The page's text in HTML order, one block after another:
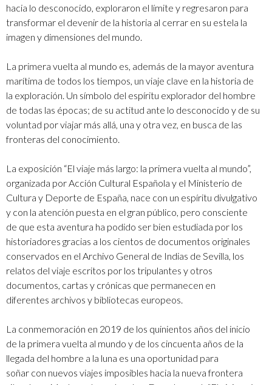
hacia lo desconocido, exploraron el límite y regresaron para
transformar el devenir de la historia al cerrar en su estela la
imagen y dimensiones del mundo.
La primera vuelta al mundo es, además de la mayor aventura
marítima de todos los tiempos, un viaje clave en la historia de
la exploración. Un símbolo del espíritu explorador del hombre
de todas las épocas; de su actitud ante lo desconocido y de su
voluntad por viajar más allá, una y otra vez, en busca de las
fronteras del conocimiento.
La exposición “El viaje más largo: la primera vuelta al mundo”,
organizada por Acción Cultural Española y el Ministerio de
Cultura y Deporte de España, nace con un espíritu divulgativo
y con la atención puesta en el gran público, pero consciente
de que esta aventura ha podido ser bien estudiada por los
historiadores gracias a los cientos de documentos originales
conservados en el Archivo General de Indias de Sevilla, los
relatos del viaje escritos por los tripulantes y otros
documentos, cartas y crónicas que permanecen en
diferentes archivos y bibliotecas europeos.
La conmemoración en 2019 de los quinientos años del inicio
de la primera vuelta al mundo y de los cincuenta años de la
llegada del hombre a la luna es una oportunidad para
soñar con nuevos viajes imposibles hacia la nueva frontera